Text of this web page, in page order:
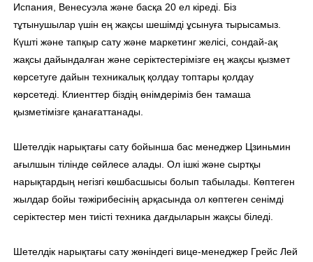
Испания, Венесуэла және басқа 20 ел кіреді. Біз
тұтынушылар үшін ең жақсы шешімді ұсынуға тырысамыз.
Күшті және тапқыр сату және маркетинг желісі, сондай-ақ
жақсы дайындалған және серіктестерімізге ең жақсы қызмет
көрсетуге дайын техникалық қолдау топтары қолдау
көрсетеді. Клиенттер біздің өнімдеріміз бен тамаша
қызметімізге қанағаттанады.
Шетелдік нарықтағы сату бойынша бас менеджер Цзиньмин
ағылшын тілінде сөйлесе алады. Ол ішкі және сыртқы
нарықтардың негізгі көшбасшысы болып табылады. Көптеген
жылдар бойы тәжірибесінің арқасында ол көптеген сенімді
серіктестер мен тиісті техника дағдыларын жақсы біледі.
Шетелдік нарықтағы сату жөніндегі вице-менеджер Грейс Лей